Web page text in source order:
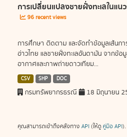
การเปลี่ยนแปลงชายฝั่งทะเลในแน
96 recent views
การศึกษา ติดตาม และจัดทำข้อมูลเส้นกา
อ่าวไทย แลชายฝั่งทะเลอันดามัน จากข้
อากาศและภาพถ่ายดาวเทียม...
CSV SHP DOC
กรมทรัพยากรธรณี 18 มิถุนายน
คุณสามารถเข้าถึงคลังทาง API (ให้ดู คู่มือ API).